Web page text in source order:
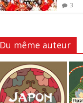
3
Du même auteur